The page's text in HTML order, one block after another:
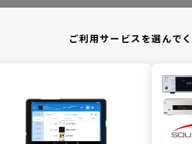
人々の心に寄り添う
斎場やセレモニーホールなど
送では、小編成の室内楽や器楽
やかな楽曲だけを厳選。心の安
セレモニーを美しく彩ります。
ご利用サービスを選んでく